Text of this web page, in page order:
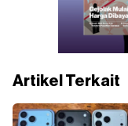
Artikel Terkait